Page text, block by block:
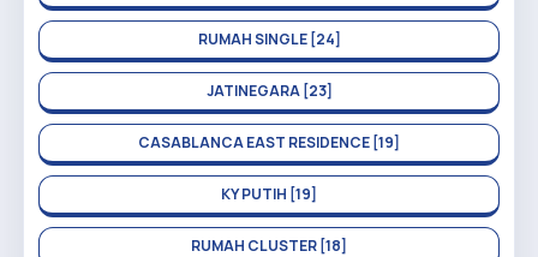
RUMAH SINGLE [24]
JATINEGARA [23]
CASABLANCA EAST RESIDENCE [19]
KY PUTIH [19]
RUMAH CLUSTER [18]